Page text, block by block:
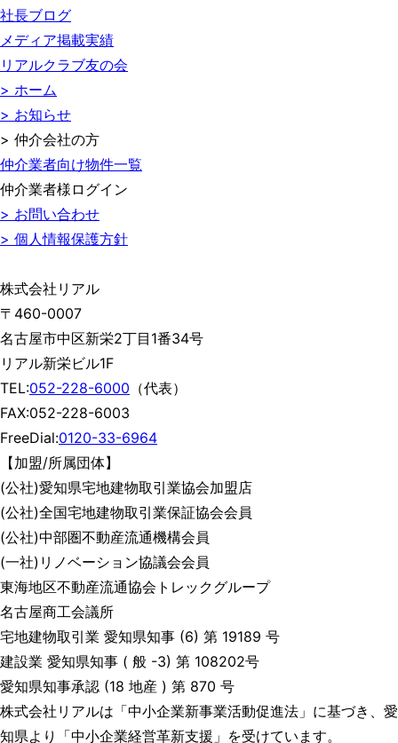
社長ブログ
メディア掲載実績
リアルクラブ友の会
> ホーム
> お知らせ
> 仲介会社の方
仲介業者向け物件一覧
仲介業者様ログイン
> お問い合わせ
> 個人情報保護方針
株式会社リアル
〒460-0007
名古屋市中区新栄2丁目1番34号
リアル新栄ビル1F
TEL:052-228-6000 （代表）
FAX:052-228-6003
FreeDial:0120-33-6964
【加盟/所属団体】
(公社)愛知県宅地建物取引業協会加盟店
(公社)全国宅地建物取引業保証協会会員
(公社)中部圏不動産流通機構会員
(一社)リノベーション協議会会員
東海地区不動産流通協会トレックグループ
名古屋商工会議所
宅地建物取引業 愛知県知事 (6) 第 19189 号
建設業 愛知県知事 ( 般 -3) 第 108202号
愛知県知事承認 (18 地産 ) 第 870 号
株式会社リアルは「中小企業新事業活動促進法」に基づき、愛
知県より「中小企業経営革新支援」を受けています。